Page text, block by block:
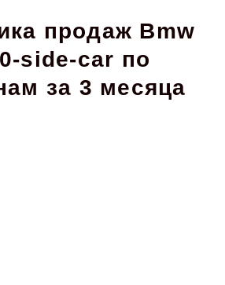
продаж Bmw
side-car по
за 3 месяца